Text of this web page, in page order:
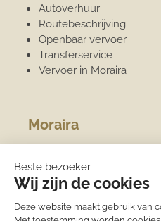
Autoverhuur
Routebeschrijving
Openbaar vervoer
Transferservice
Vervoer in Moraira
Moraira
Overwinteren
Jachthaven
Strand